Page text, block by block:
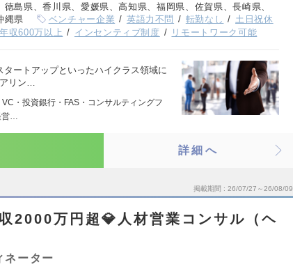
島県、香川県、愛媛県、高知県、福岡県、佐賀県、長崎県、
縄県
ベンチャー企業 英語力不問 転勤なし
土日祝休
年収600万以上 インセンティブ制度 リモートワーク可能
ートアップといったハイクラス領域に
リン…
・投資銀行・FAS・コンサルティングフ
…
詳細へ
掲載期間 26/07/27～26/08/09
2000万円超💎人材営業コンサル（ヘ
ネーター